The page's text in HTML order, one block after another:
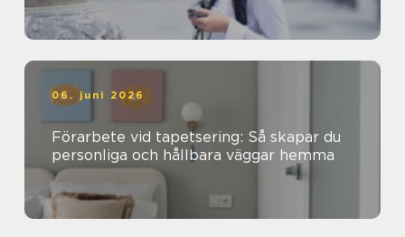
06. juni 2026
Förarbete vid tapetsering: Så skapar du
personliga och hållbara väggar hemma